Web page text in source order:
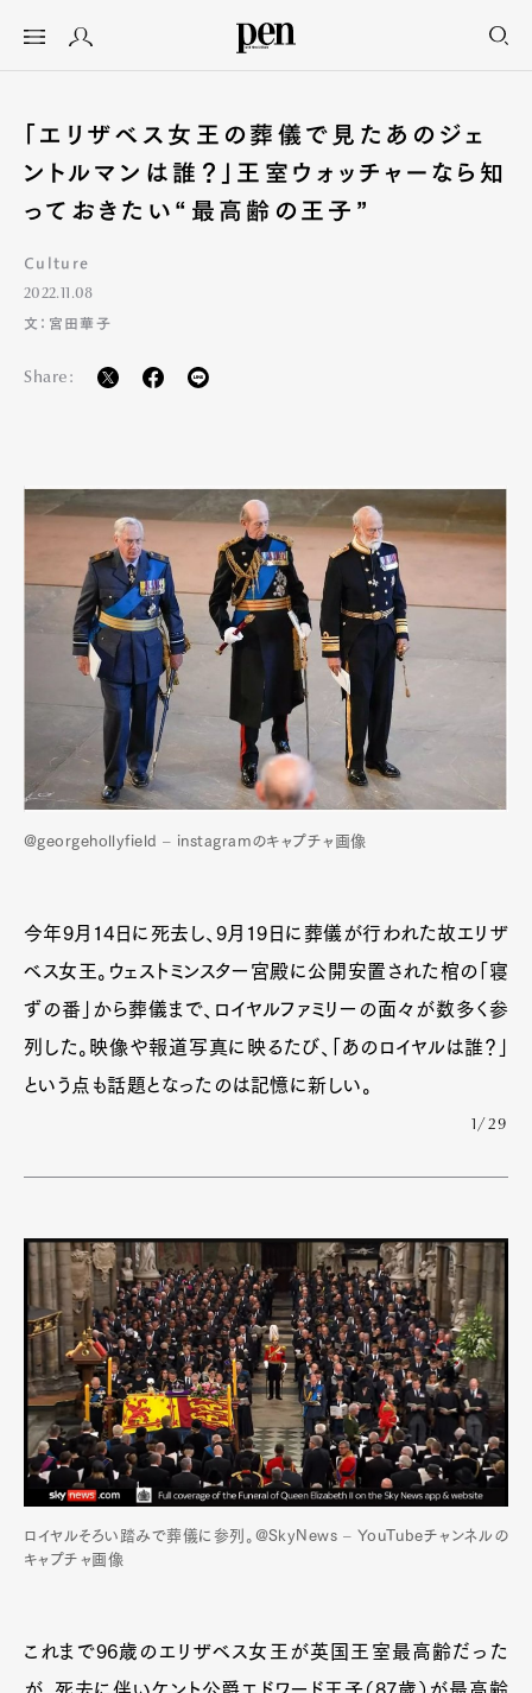
「エリザベス女王の葬儀で見たあのジェ
ントルマンは誰？」王室ウォッチャーなら知
っておきたい“最高齢の王子”
Culture
2022.11.08
文：宮田華子
Share:
@georgehollyfield – instagramのキャプチャ画像
今年9月14日に死去し、9月19日に葬儀が行われた故エリザ
ベス女王。ウェストミンスター宮殿に公開安置された棺の「寝
ずの番」から葬儀まで、ロイヤルファミリーの面々が数多く参
列した。映像や報道写真に映るたび、「あのロイヤルは誰？」
という点も話題となったのは記憶に新しい。
1/29
ロイヤルそろい踏みで葬儀に参列。@SkyNews – YouTubeチャンネルの
キャプチャ画像
これまで96歳のエリザベス女王が英国王室最高齢だった